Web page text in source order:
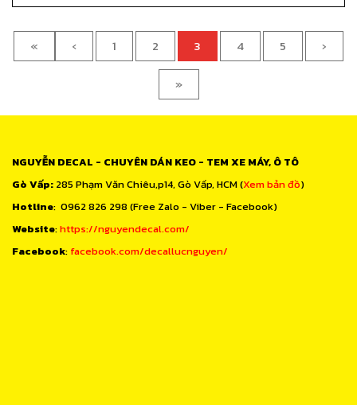
« ‹ 1 2 3 4 5 ›
»
NGUYỄN DECAL - CHUYÊN DÁN KEO - TEM XE MÁY, Ô TÔ
Gò Vấp: 285 Phạm Văn Chiêu,p14, Gò Vấp, HCM (Xem bản đồ)
Hotline: 0962 826 298 (Free Zalo - Viber - Facebook)
Website:https://nguyendecal.com/
Facebook: facebook.com/decallucnguyen/